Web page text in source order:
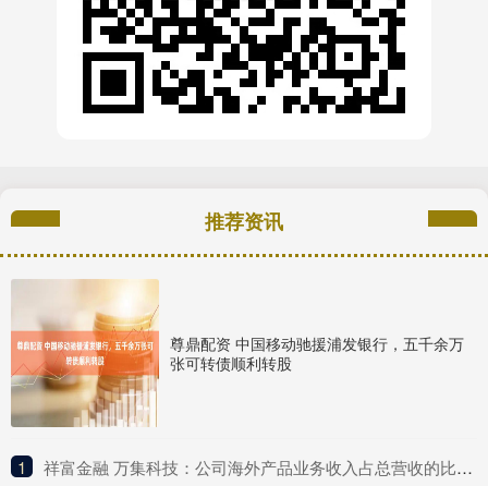
推荐资讯
尊鼎配资 中国移动驰援浦发银行，五千余万
张可转债顺利转股
1 ​祥富金融 万集科技：公司海外产品业务收入占总营收的比例较低